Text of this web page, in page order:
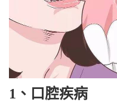
1、口腔疾病